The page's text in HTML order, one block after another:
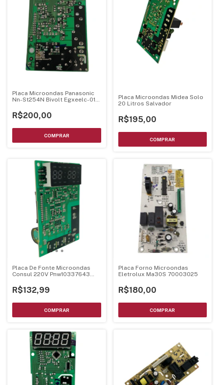
Placa Microondas Panasonic
Nn-St254N Bivolt Egxeelc-01-
R$200,00
Placa Microondas Midea Solo
20 Litros Salvador
R$195,00
Placa De Fonte Microondas
Consul 220V Pnw10337643
R$132,99
Placa Forno Microondas
Eletrolux Ma30S 70003025
R$180,00